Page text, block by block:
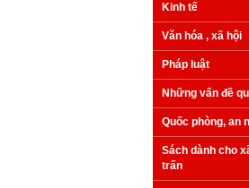
Kinh tế
Văn hóa , xã hội
Pháp luật
Những vấn đề
Quốc phòng, an
Sách dành cho
trấn